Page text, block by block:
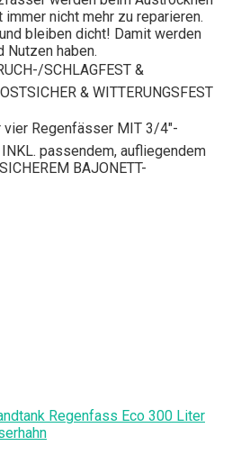
nicht mehr zu reparieren.
bleiben dicht! Damit werden
Nutzen haben.
SCHLAGFEST &
& WITTERUNGSFEST
vier Regenfässer MIT 3/4"-
passendem, aufliegendem
BAJONETT-
Regenfass Eco 300 Liter